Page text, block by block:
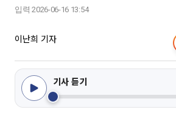
입력 2026-06-16 13:54
이난희 기자
기사 듣기